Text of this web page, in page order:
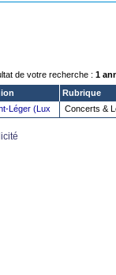
de votre recherche : 1
Rubrique
Léger (Lux
Concerts &